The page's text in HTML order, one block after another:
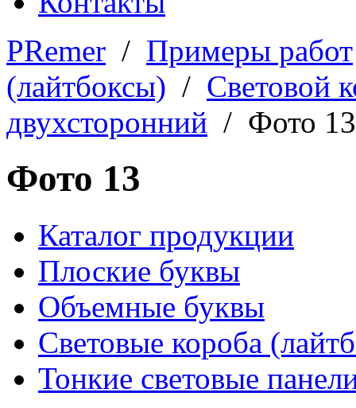
PRemer / Примеры работ
(лайтбоксы) / Световой
двухсторонний / Фото 13
Фото 13
Каталог продукции
Плоские буквы
Объемные буквы
Световые короба
Тонкие световые